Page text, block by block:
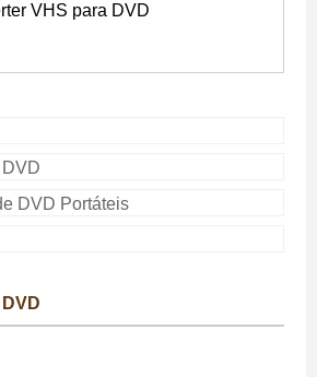
VHS para DVD
DVD Portáteis